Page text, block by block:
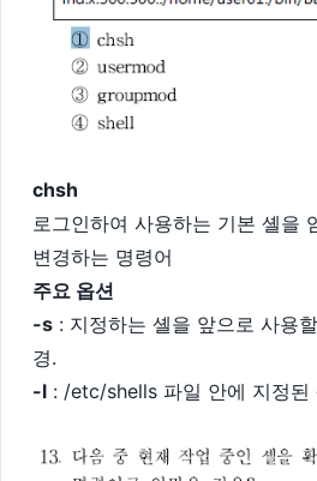
chsh
로그인하여 사용하는 기본 셸을
변경하는 명령어
주요 옵션
-s : 지정하는 셸을 앞으로 사용
경.
-l : /etc/shells 파일 안에 지정된